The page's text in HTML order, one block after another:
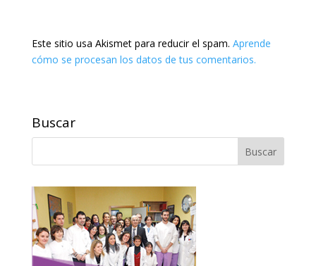
Este sitio usa Akismet para reducir el spam. Aprende
cómo se procesan los datos de tus comentarios.
Buscar